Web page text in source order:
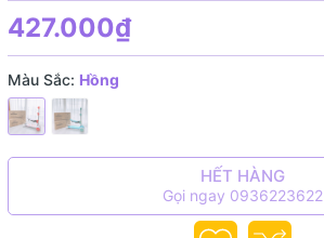
427.000₫
Màu Sắc: Hồng
HẾT HÀNG
Gọi ngay 0936223622